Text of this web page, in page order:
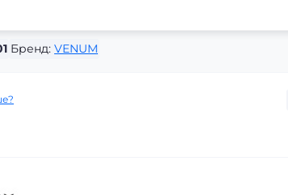
Бренд: VENUM